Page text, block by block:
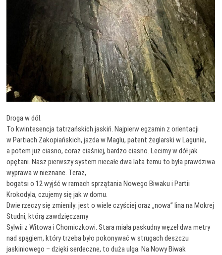
Droga w dół.
To kwintesencja tatrzańskich jaskiń. Najpierw egzamin z orientacji
w Partiach Zakopiańskich, jazda w Maglu, patent żeglarski w Lagunie,
a potem już ciasno, coraz ciaśniej, bardzo ciasno. Lecimy w dół jak
opętani. Nasz pierwszy system niecałe dwa lata temu to była prawdziwa
wyprawa w nieznane. Teraz,
bogatsi o 12 wyjść w ramach sprzątania Nowego Biwaku i Partii
Krokodyla, czujemy się jak w domu.
Dwie rzeczy się zmieniły: jest o wiele czyściej oraz „nowa” lina na Mokrej
Studni, którą zawdzięczamy
Sylwii z Witowa i Chomiczkowi. Stara miała paskudny węzeł dwa metry
nad spągiem, który trzeba było pokonywać w strugach deszczu
jaskiniowego – dzięki serdeczne, to duża ulga. Na Nowy Biwak